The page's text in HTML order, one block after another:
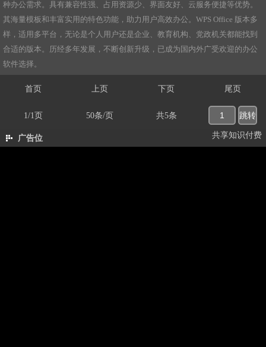
种办公需求。具有兼容性强、占用资源少、界面友好、云服务便捷等优势。
其海量模板和丰富实用的特色功能，助力用户高效办公。WPS Office 版本多
样，适用多平台，无论是个人用户还是企业、教育机构、党政机关都能找到
合适的版本。历经多年发展，不断创新升级，已成为国内外广受欢迎的办公
软件选择。
首页 上页 下页 尾页
1/1页 50条/页 共5条
广告位 共享知识付费